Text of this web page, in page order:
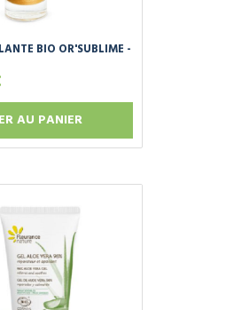
BIO OR'SUBLIME -
AU PANIER